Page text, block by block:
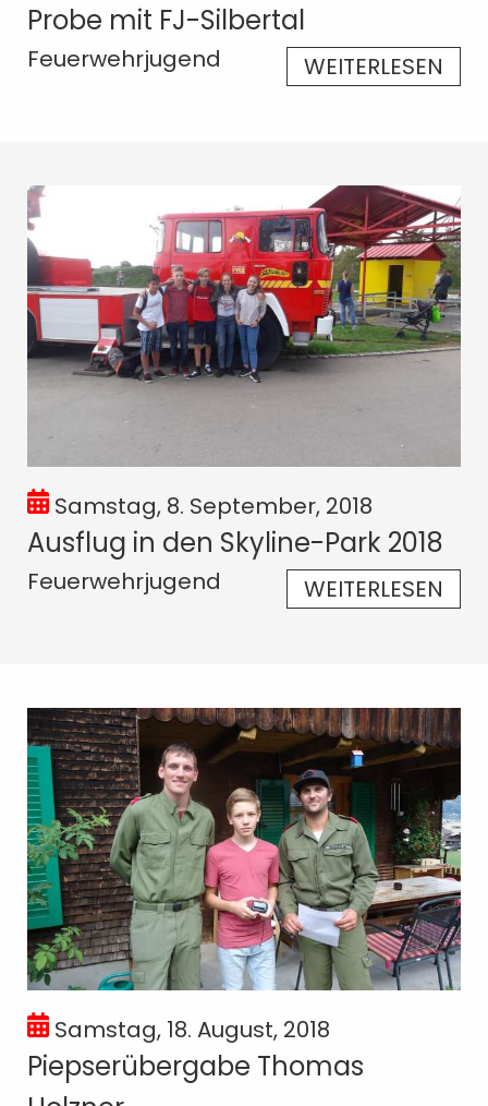
Probe mit FJ-Silbertal
Feuerwehrjugend WEITERLESEN
Samstag, 8. September, 2018
Ausflug in den Skyline-Park 2018
Feuerwehrjugend WEITERLESEN
Samstag, 18. August, 2018
Piepserübergabe Thomas